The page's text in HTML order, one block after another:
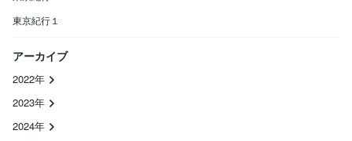
東京紀行１
アーカイブ
2022年
2023年
2024年